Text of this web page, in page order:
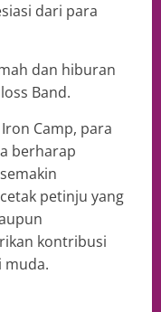
dari para
dan hiburan
Band.
Camp, para
berharap
petinju yang
kontribusi
muda.